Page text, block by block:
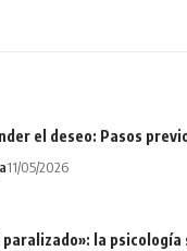
el deseo: Pasos
11/05/2026
la